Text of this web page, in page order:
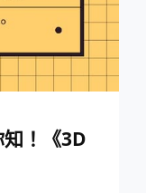
知！《3D